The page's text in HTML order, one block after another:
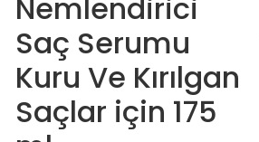
Nemlendirici
Saç Serumu
Kuru Ve Kırılgan
Saçlar için 175